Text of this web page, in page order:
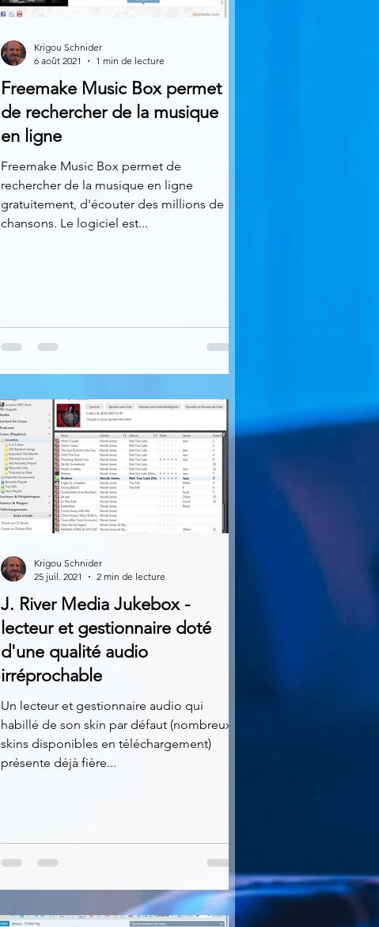
Freemake Music Box permet
de rechercher de la musique
en ligne
Freemake Music Box permet de
rechercher de la musique en ligne
gratuitement, d'écouter des millions de
chansons. Le logiciel est...
Krigou Schnider
6 août 2021
1 min de lecture
J. River Media Jukebox -
lecteur et gestionnaire doté
d'une qualité audio
irréprochable
Un lecteur et gestionnaire audio qui
habillé de son skin par défaut (nombreux
skins disponibles en téléchargement)
présente déjà fière...
Krigou Schnider
25 juil. 2021
2 min de lecture